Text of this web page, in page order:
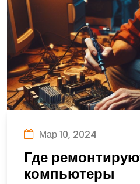
Мар 10, 2024
Где
компьютеры